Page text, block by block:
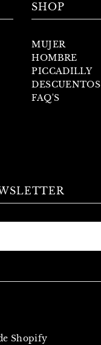
SHOP
MUJER
HOMBRE
PICCADILLY
DESCUENTOS
FAQ'S
Shopify